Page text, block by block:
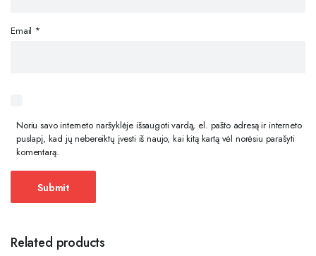
Email *
Noriu savo interneto naršyklėje išsaugoti vardą, el. pašto adresą ir interneto
puslapį, kad jų nebereiktų įvesti iš naujo, kai kitą kartą vėl norėsiu parašyti
komentarą.
Related products